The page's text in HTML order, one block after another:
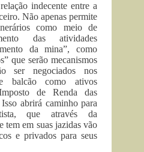
indecente entre a
Não apenas permite
como meio de
das atividades
da mina”, como
que serão mecanismos
ser negociados nos
balcão como ativos
de Renda das
abrirá caminho para
que através da
tem em suas jazidas vão
e privados para seus